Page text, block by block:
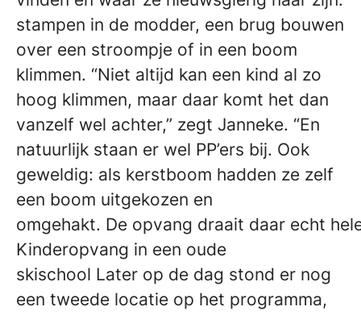
stampen in de modder, een brug bouwen
over een stroompje of in een boom
klimmen. “Niet altijd kan een kind al zo
hoog klimmen, maar daar komt het dan
vanzelf wel achter,” zegt Janneke. “En
natuurlijk staan er wel PP’ers bij. Ook
geweldig: als kerstboom hadden ze zelf
een boom uitgekozen en
omgehakt. De opvang draait daar echt
Kinderopvang in een oude
skischool Later op de dag stond er nog
een tweede locatie op het programma,